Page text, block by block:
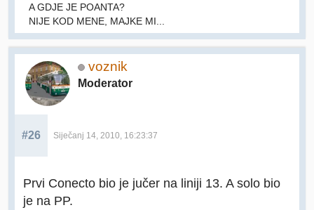
A GDJE JE POANTA?
NIJE KOD MENE, MAJKE MI...
voznik
Moderator
#26 Siječanj 14, 2010, 16:23:37
Prvi Conecto bio je jučer na liniji 13. A solo bio
je na PP.